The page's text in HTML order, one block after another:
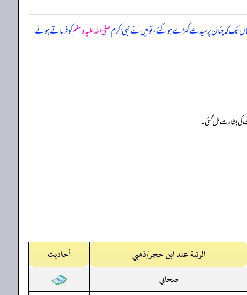
تک کہ چٹان پر سیدھے کھڑے ہو گئے، تو میں نے نبی اکرمصلی اللہ علیہ وسلمکو فرماتے ہوئے
کی بشارت مل گئی۔
الرتبة عند ابن حجر/ذهبي
أحاديث
صحابي